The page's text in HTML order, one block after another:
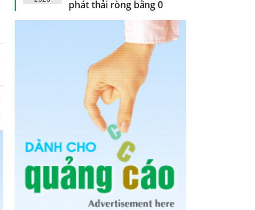
phát thải ròng bằng 0